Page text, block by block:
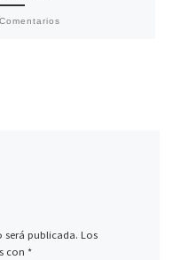
será publicada. Los
con *